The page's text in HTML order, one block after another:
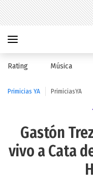
Rating Música
Primicias YA PrimiciasYA
Gastón
vivo a Cata